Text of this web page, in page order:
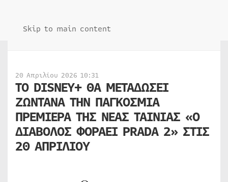
Skip to main content
20 Απριλίου 2026 10:31
TO DISNEY+ ΘΑ ΜΕΤΑΔΩΣΕΙ
ΖΩΝΤΑΝΑ ΤΗΝ ΠΑΓΚΟΣΜΙΑ
ΠΡΕΜΙΕΡΑ ΤΗΣ ΝΕΑΣ ΤΑΙΝΙΑΣ «Ο
ΔΙΑΒΟΛΟΣ ΦΟΡΑΕΙ PRADA 2» ΣΤΙΣ
20 ΑΠΡΙΛΙΟΥ